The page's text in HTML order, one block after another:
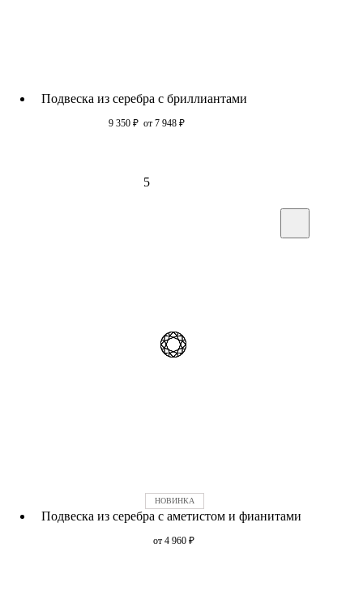
Подвеска из серебра c бриллиантами
9 350 ₽ от 7 948 ₽
5
Подвеска из серебра с аметистом и фианитами
от 4 960 ₽